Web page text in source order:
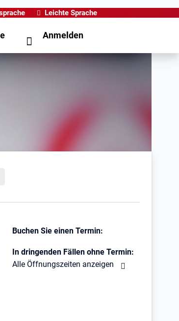
Leichte Sprache
Anmelden
Buchen Sie einen Termin:
In dringenden Fällen ohne Termin:
Alle Öffnungszeiten anzeigen